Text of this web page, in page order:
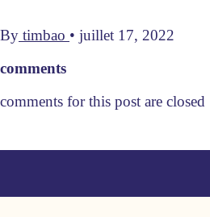
By timbao • juillet 17, 2022
comments
comments for this post are closed